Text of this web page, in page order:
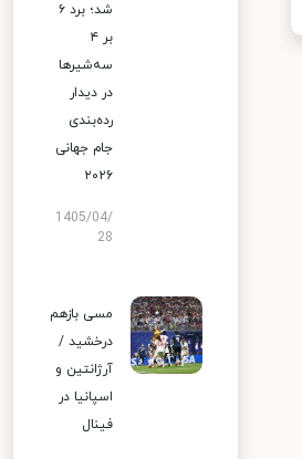
شد؛ برد ۶
بر ۴
سه‌شیرها
در دیدار
رده‌بندی
جام جهانی
۲۰۲۶
1405/04/
28
مسی بازهم
درخشید /
آرژانتین و
اسپانیا در
فینال